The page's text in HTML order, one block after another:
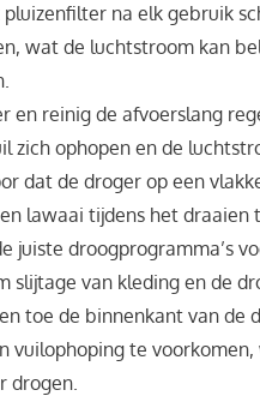
na elk gebruik
wat de luchtstroom kan
en reinig de afvoerslang
zich ophopen en de
dat de droger op een
lawaai tijdens het draaien
juiste droogprogramma’s
slijtage van kleding en de
toe de binnenkant van de
vuilophoping te
drogen.